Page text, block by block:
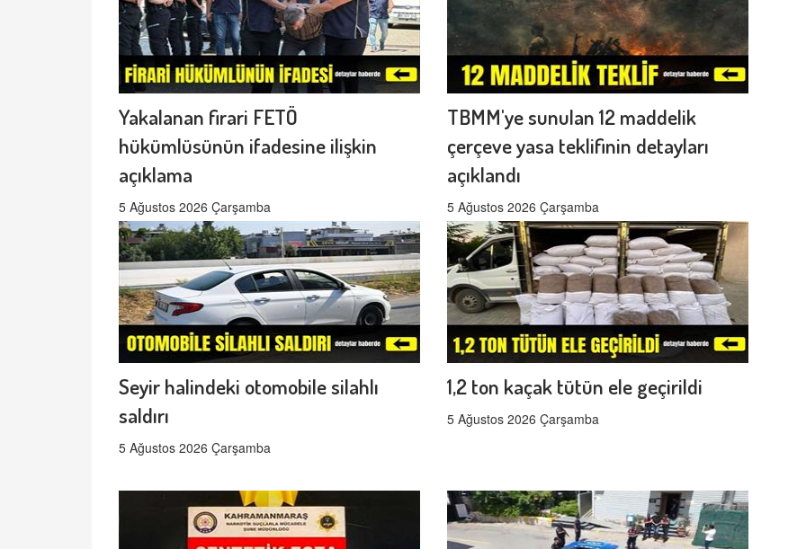
Yakalanan firari FETÖ
hükümlüsünün ifadesine ilişkin
açıklama
5 Ağustos 2026 Çarşamba
TBMM'ye sunulan 12 maddelik
çerçeve yasa teklifinin detayları
açıklandı
5 Ağustos 2026 Çarşamba
Seyir halindeki otomobile silahlı
saldırı
5 Ağustos 2026 Çarşamba
1,2 ton kaçak tütün ele geçirildi
5 Ağustos 2026 Çarşamba